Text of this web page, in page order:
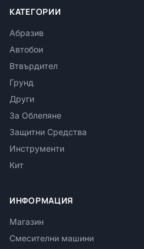
КАТЕГОРИИ
Абразив
Автобои
Втвърдител
Грунд
Други
За Облепяне
Защитни Средства
Инструменти
Кит
ИНФОРМАЦИЯ
Магазин
Смесителни машини